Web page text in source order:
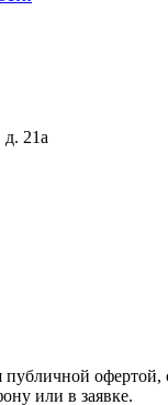
д. 21а
публичной
или в заявке.